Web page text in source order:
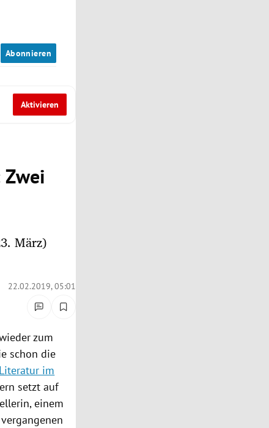
Abonnieren
Aktivieren
März)
22.02.2019, 05:01
zum
schon die
Literatur im
setzt auf
einem